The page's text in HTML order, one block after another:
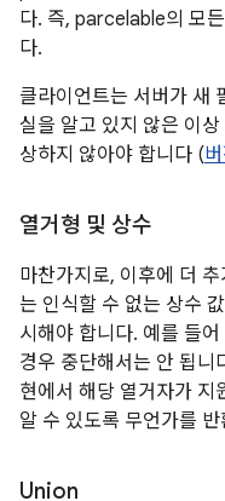
다. 즉, parcelable의 모
다.
클라이언트는 서버가 새
실을 알고 있지 않은 이
상하지 않아야 합니다 (
열거형 및 상수
마찬가지로, 이후에 더
는 인식할 수 없는 상수
시해야 합니다. 예를 들
경우 중단해서는 안 됩니
현에서 해당 열거자가 지
알 수 있도록 무언가를
Union